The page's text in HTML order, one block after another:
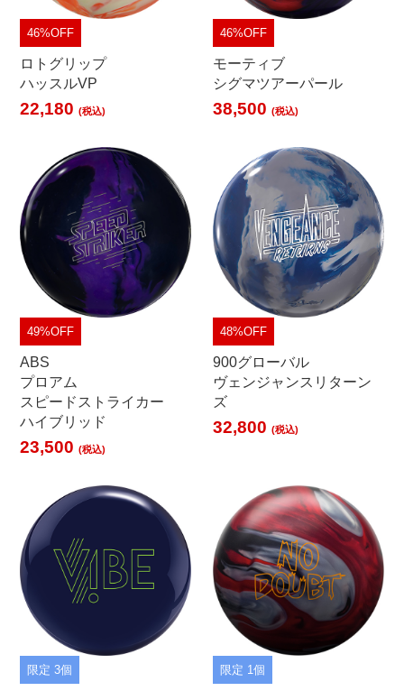
46%OFF
ロトグリップ
ハッスルVP
22,180(税込)
46%OFF
モーティブ
シグマツアーパール
38,500(税込)
49%OFF
ABS
プロアム
スピードストライカー
ハイブリッド
23,500(税込)
48%OFF
900グローバル
ヴェンジャンスリターン
ズ
32,800(税込)
限定 3個 限定 1個